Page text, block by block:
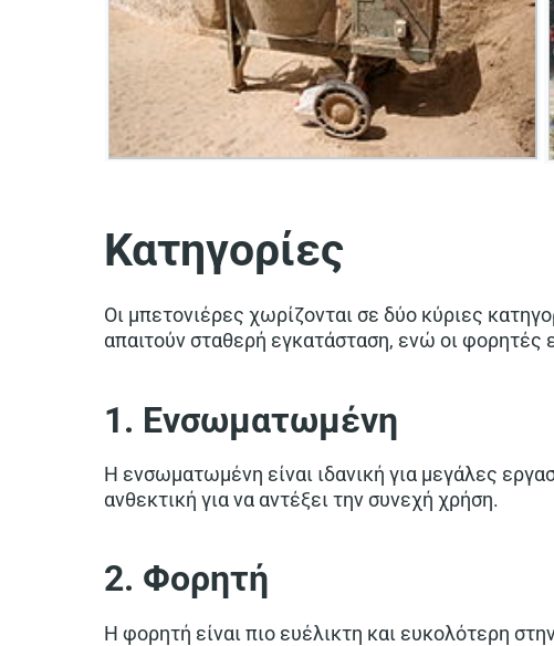
Κατηγορίες
Οι μπετονιέρες χωρίζονται σε δύο κύριες
απαιτούν σταθερή εγκατάσταση, ενώ οι φορητές
1. Ενσωματωμένη
Η ενσωματωμένη είναι ιδανική για μεγάλες
ανθεκτική για να αντέξει την συνεχή χρήση.
2. Φορητή
Η φορητή είναι πιο ευέλικτη και ευκολότερη